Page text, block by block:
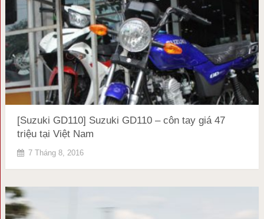
[Suzuki GD110] Suzuki GD110 – côn tay giá 47
triệu tại Việt Nam
7 Tháng 8, 2016